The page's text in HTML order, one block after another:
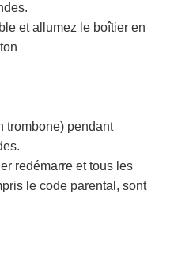
et allumez le boîtier en
trombone) pendant
redémarre et tous les
le code parental, sont